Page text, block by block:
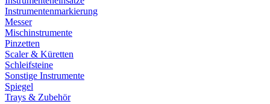
Instrumentenmarkierung
Messer
Mischinstrumente
Pinzetten
Scaler & Küretten
Schleifsteine
Sonstige Instrumente
Spiegel
Trays & Zubehör